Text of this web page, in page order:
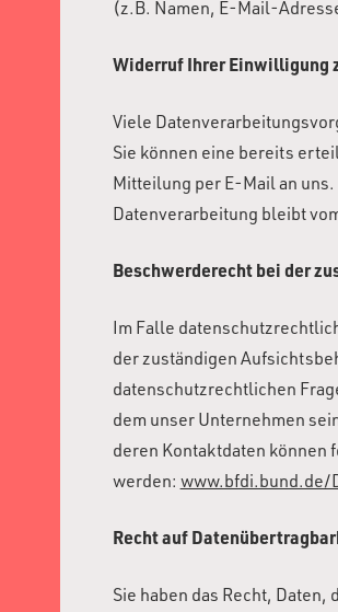
(z.B. Namen, E-Mail-
Widerruf Ihrer Einwilligung
Viele
Sie können eine bereits
Mitteilung per E-Mail an
Datenverarbeitung bleibt
Beschwerderecht bei der
Im Falle
der zuständigen
datenschutzrechtlichen
dem unser Unternehmen
deren Kontaktdaten können
werden:
Recht auf
Sie haben das Recht,